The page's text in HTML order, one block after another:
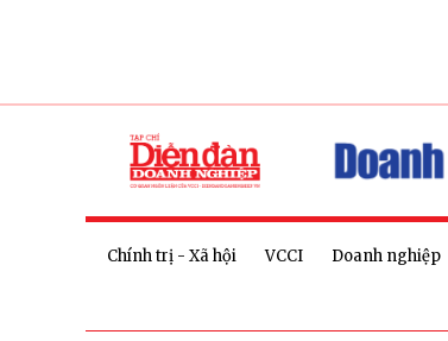
Chính trị - Xã hội VCCI Doanh nghiệp